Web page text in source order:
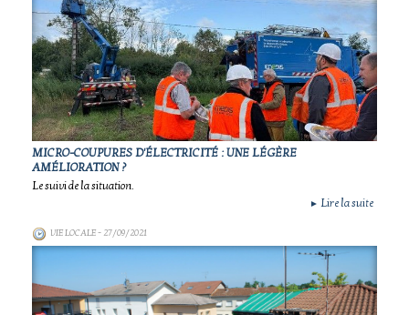
MICRO-COUPURES D'ÉLECTRICITÉ : UNE LÉGÈRE
AMÉLIORATION ?
Le suivi de la situation.
► Lire la suite
VIE LOCALE- 27/09/2021